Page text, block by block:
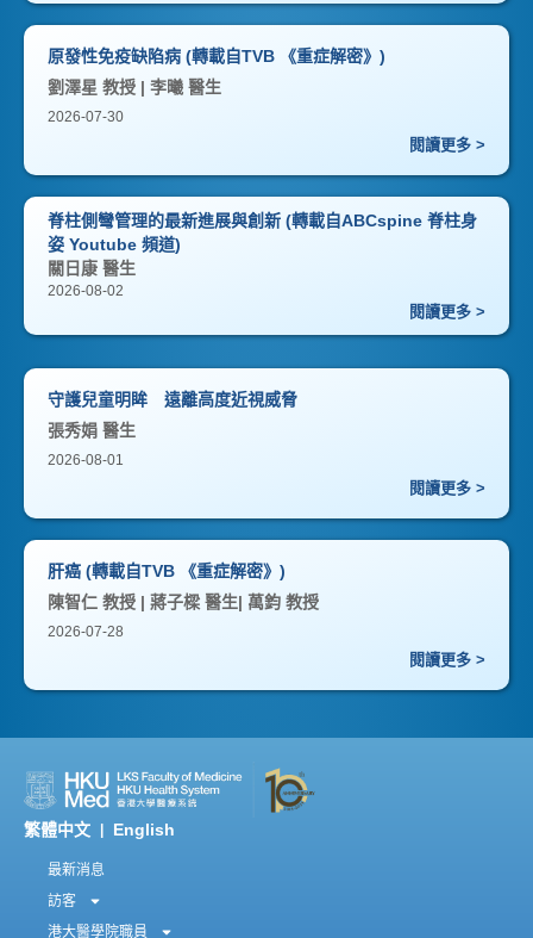
原發性免疫缺陷病 (轉載自TVB 《重症解密》)
劉澤星 教授 | 李曦 醫生
2026-07-30
閱讀更多 >
脊柱側彎管理的最新進展與創新 (轉載自ABCspine 脊柱身
姿 Youtube 頻道)
關日康 醫生
2026-08-02
閱讀更多 >
守護兒童明眸 遠離高度近視威脅
張秀娟 醫生
2026-08-01
閱讀更多 >
肝癌 (轉載自TVB 《重症解密》)
陳智仁 教授 | 蔣子樑 醫生| 萬鈞 教授
2026-07-28
閱讀更多 >
繁體中文 English
最新消息
訪客
港大醫學院職員